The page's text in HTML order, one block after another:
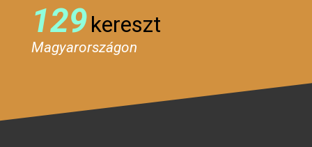
129kereszt
Magyarországon